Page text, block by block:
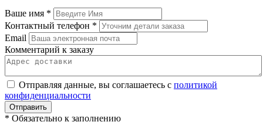
Ваше имя *
Контактный телефон *
Email
Комментарий к заказу
Отправляя данные, вы соглашаетесь с политикой
конфиденциальности
Отправить
* Обязательно к заполнению